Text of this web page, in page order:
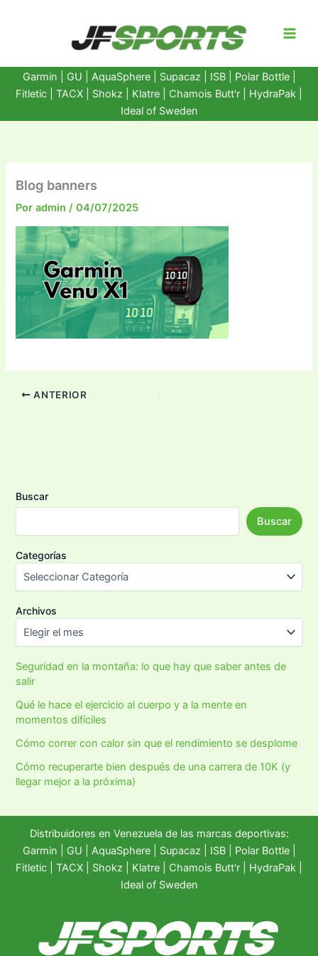
Garmin GU AquaSphere| Supacaz | ISB | Polar Bottle|
Fitletic
TACX Shokz Klatre Chamois Butt'r HydraPak
Ideal of Sweden
Blog banners
Poradmin/04/07/2025
ANTERIOR
Buscar
Buscar
Categorías
Archivos
Seguridad en la montaña: lo que hay que saber antes de
salir
Qué le hace el ejercicio al cuerpo y a la mente en
momentos difíciles
Cómo correr con calor sin que el rendimiento se desplome
Cómo recuperarte bien después de una carrera de 10K (y
llegar mejor a la próxima)
Distribuidores en Venezuela de las marcas deportivas:
Garmin
GU AquaSphere| Supacaz | ISB | Polar Bottle|
Fitletic
TACX Shokz Klatre Chamois Butt'r HydraPak
Ideal of Sweden